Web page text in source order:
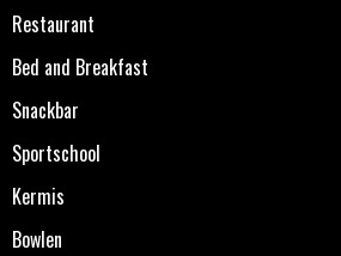
Restaurant
Bed and Breakfast
Snackbar
Sportschool
Kermis
Bowlen